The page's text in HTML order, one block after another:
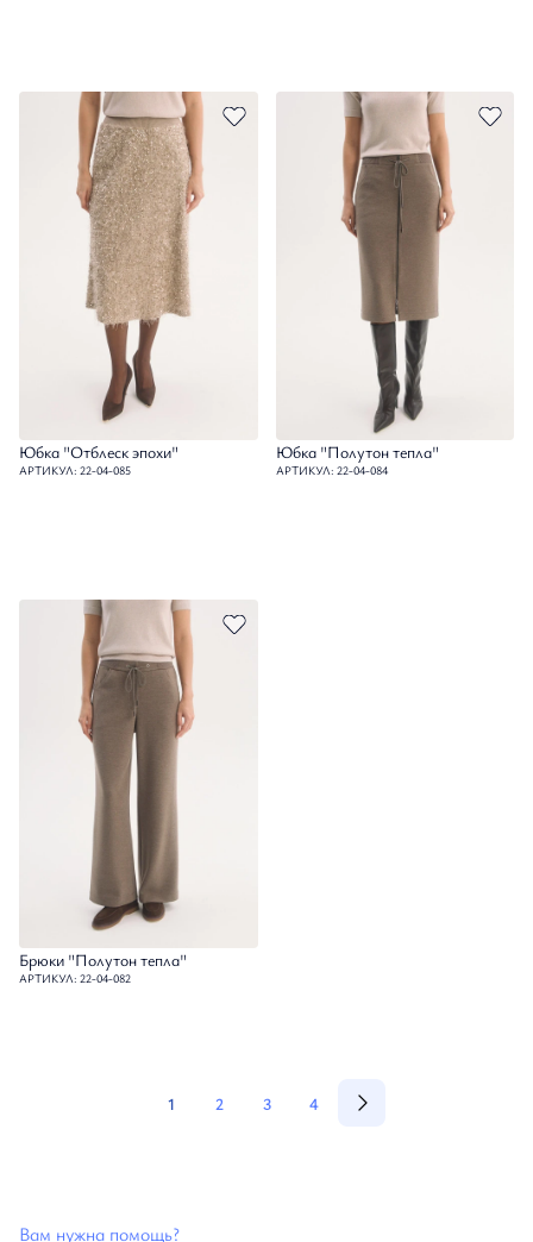
Юбка "Отблеск эпохи"
АРТИКУЛ: 22-04-085
Юбка "Полутон тепла"
АРТИКУЛ: 22-04-084
Брюки "Полутон тепла"
АРТИКУЛ: 22-04-082
1 2 3 4
Вам нужна помощь?